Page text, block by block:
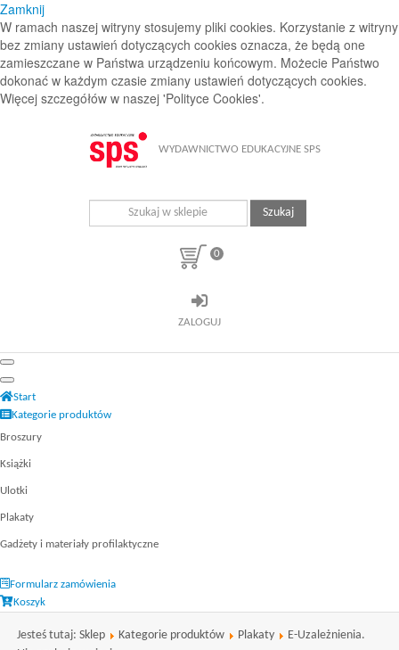
Zamknij
W ramach naszej witryny stosujemy pliki cookies. Korzystanie z witryny
bez zmiany ustawień dotyczących cookies oznacza, że będą one
zamieszczane w Państwa urządzeniu końcowym. Możecie Państwo
dokonać w każdym czasie zmiany ustawień dotyczących cookies.
Więcej szczegółów w naszej 'Polityce Cookies'.
WYDAWNICTWO EDUKACYJNE SPS
Szukaj
0
ZALOGUJ
Start
Kategorie produktów
Broszury
Książki
Ulotki
Plakaty
Gadżety i materiały profilaktyczne
Formularz zamówienia
Koszyk
Jesteś tutaj:Sklep Kategorie produktów Plakaty
E-Uzależnienia.